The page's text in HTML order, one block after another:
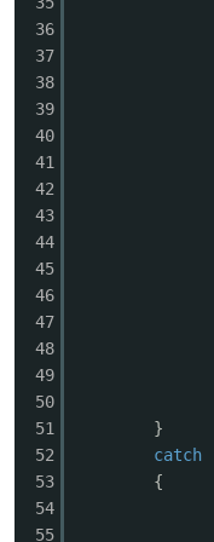
36
37
38
39
40
41
42
43
44
45
46
47
48
49
50
51
52
53
54
55
}
catch
{